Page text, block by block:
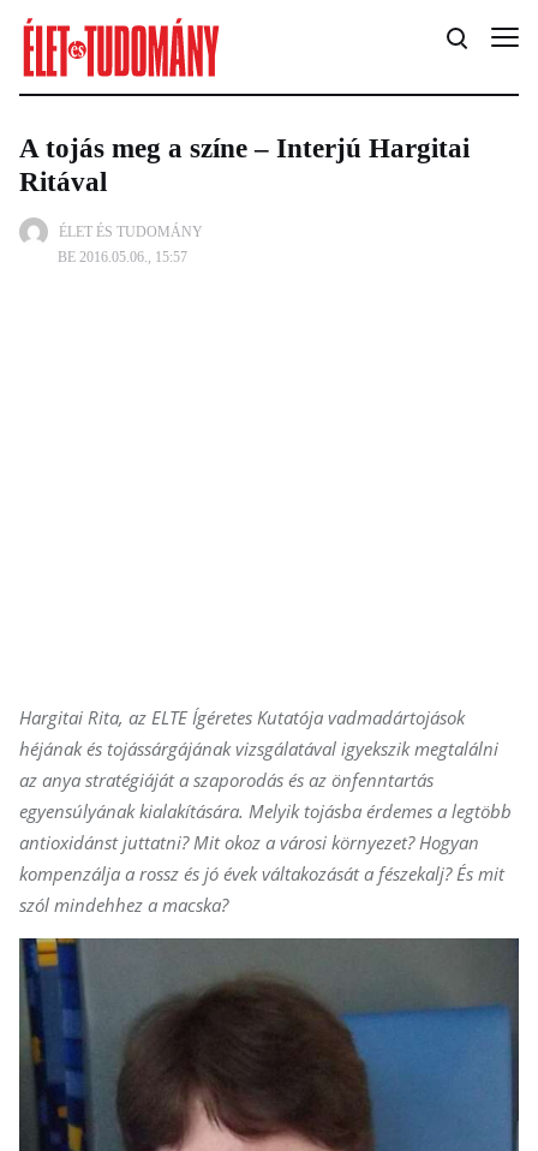
ÉLET ÉS TUDOMÁNY
BE 2016.05.06., 15:57
A tojás meg a színe – Interjú Hargitai
Ritával
Hargitai Rita, az ELTE Ígéretes Kutatója vadmadártojások
héjának és tojássárgájának vizsgálatával igyekszik megtalálni
az anya stratégiáját a szaporodás és az önfenntartás
egyensúlyának kialakítására. Melyik tojásba érdemes a legtöbb
antioxidánst juttatni? Mit okoz a városi környezet? Hogyan
kompenzálja a rossz és jó évek váltakozását a fészekalj? És mit
szól mindehhez a macska?